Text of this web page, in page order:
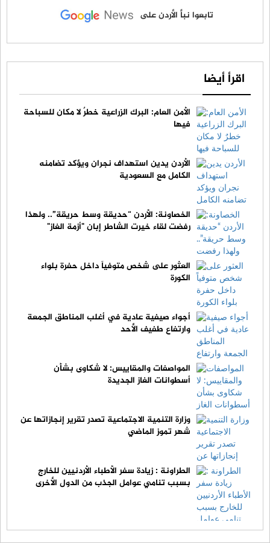
تابعوا نبأ الأردن على
اقرأ أيضا
الأمن العام: البرك الزراعية خطرٌ لا مكان للسباحة
فيها
الأردن يدين استهداف نجران ويؤكد تضامنه
الكامل مع السعودية
الخصاونة: الأردن “حديقة وسط حريقة”.. ولهذا
رفضت لقاء خيرت الشاطر إبان "أزمة الغاز"
العثور على شخص متوفياً داخل حفرة بلواء
الكورة
أجواء صيفية عادية في أغلب المناطق الجمعة
وارتفاع طفيف الأحد
المواصفات والمقاييس: لا شكاوى بشأن
أسطوانات الغاز الجديدة
وزارة التنمية الاجتماعية تصدر تقرير إنجازاتها عن
شهر تموز الماضي
الطراونة : زيادة سفر الأطباء الأردنيين للخارج
بسبب تنامي عوامل الجذب من الدول الأخرى